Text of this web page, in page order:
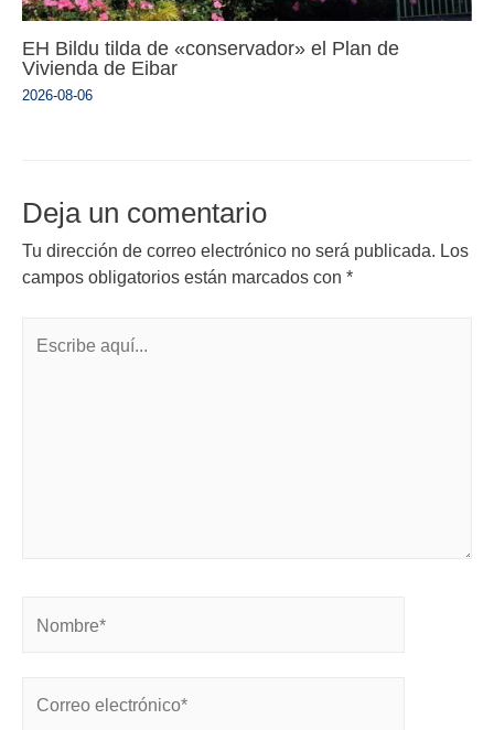
EH Bildu tilda de «conservador» el Plan de
Vivienda de Eibar
2026-08-06
Deja un comentario
Tu dirección de correo electrónico no será publicada. Los
campos obligatorios están marcados con *